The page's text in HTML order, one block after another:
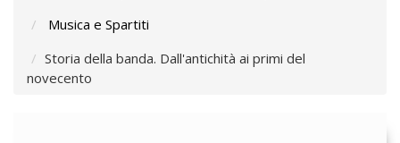
Musica e Spartiti
Storia della banda. Dall'antichità ai primi del
novecento